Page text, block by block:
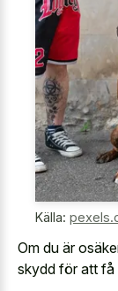
Källa:
Om du är
skydd för att få